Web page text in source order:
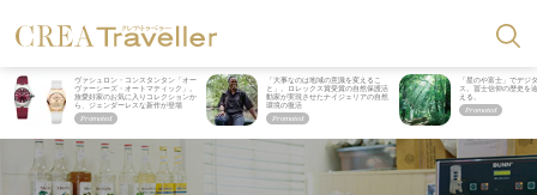
ヴァシュロン・コンスタンタン「オー
ヴァーシーズ・オートマティック」。
旅愛好家のお気に入りコレクションか
ら、ジェンダーレスな新作が登場
「大事なのは地域の意識を変えるこ
と」。ロレックス賞受賞の自然保護活
動家が実現させたナイジェリアの自然
環境の復活
「星のや富士」でデジ
ス。冨士信仰の歴史を
える。